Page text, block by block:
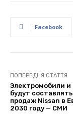
Facebook
ПОПЕРЕДНЯ СТАТТЯ
Электромобили и
будут
продаж Nissan в
2030 году — СМИ